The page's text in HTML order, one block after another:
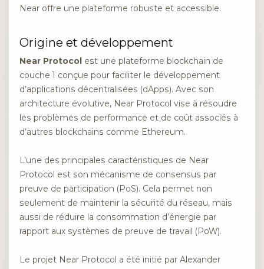
Near offre une plateforme robuste et accessible.
Origine et développement
Near Protocol est une plateforme blockchain de
couche 1 conçue pour faciliter le développement
d’applications décentralisées (dApps). Avec son
architecture évolutive, Near Protocol vise à résoudre
les problèmes de performance et de coût associés à
d’autres blockchains comme Ethereum.
L’une des principales caractéristiques de Near
Protocol est son mécanisme de consensus par
preuve de participation (PoS). Cela permet non
seulement de maintenir la sécurité du réseau, mais
aussi de réduire la consommation d’énergie par
rapport aux systèmes de preuve de travail (PoW).
Le projet Near Protocol a été initié par Alexander